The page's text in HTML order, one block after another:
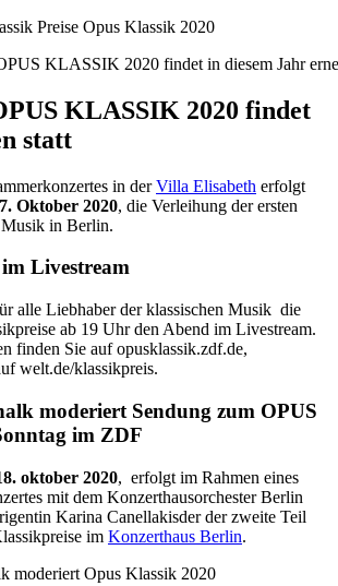
KLASSIK 2020 findet in diesem Jahr
KLASSIK 2020 findet
statt
in derVilla Elisabeth erfolgt
Oktober 2020, die Verleihung der ersten
Musik in Berlin.
Livestream
alle Liebhaber der klassischen Musik die
ab 19 Uhr den Abend im Livestream.
finden Sie auf opusklassik.zdf.de,
welt.de/klassikpreis.
moderiert Sendung zum OPUS
im ZDF
oktober 2020, erfolgt im Rahmen eines
mit dem Konzerthausorchester Berlin
Karina Canellakisder der zweite Teil
im Konzerthaus Berlin.